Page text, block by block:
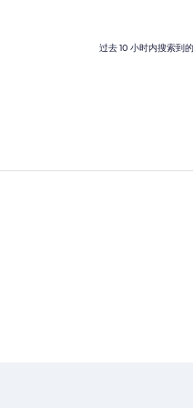
过去 10 小时内搜索到